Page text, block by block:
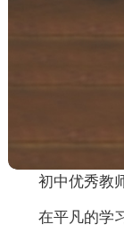
初中优秀教
在平凡的学